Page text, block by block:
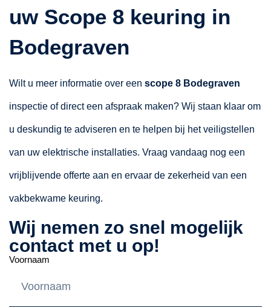
uw Scope 8 keuring in
Bodegraven
Wilt u meer informatie over een scope 8 Bodegraven
inspectie of direct een afspraak maken? Wij staan klaar om
u deskundig te adviseren en te helpen bij het veiligstellen
van uw elektrische installaties. Vraag vandaag nog een
vrijblijvende offerte aan en ervaar de zekerheid van een
vakbekwame keuring.
Wij nemen zo snel mogelijk
contact met u op!
Voornaam